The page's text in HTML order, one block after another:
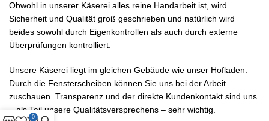
Obwohl in unserer Käserei alles reine Handarbeit ist, wird
Sicherheit und Qualität groß geschrieben und natürlich wird
beides sowohl durch Eigenkontrollen als auch durch externe
Überprüfungen kontrolliert.
Unsere Käserei liegt im gleichen Gebäude wie unser Hofladen.
Durch die Fensterscheiben können Sie uns bei der Arbeit
zuschauen. Transparenz und der direkte Kundenkontakt sind uns
– als Teil unsere Qualitätsversprechens – sehr wichtig.
0